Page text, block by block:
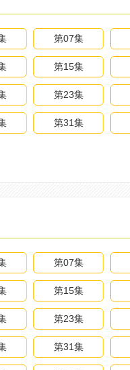
第07集
第15集
第23集
第31集
第07集
第15集
第23集
第31集